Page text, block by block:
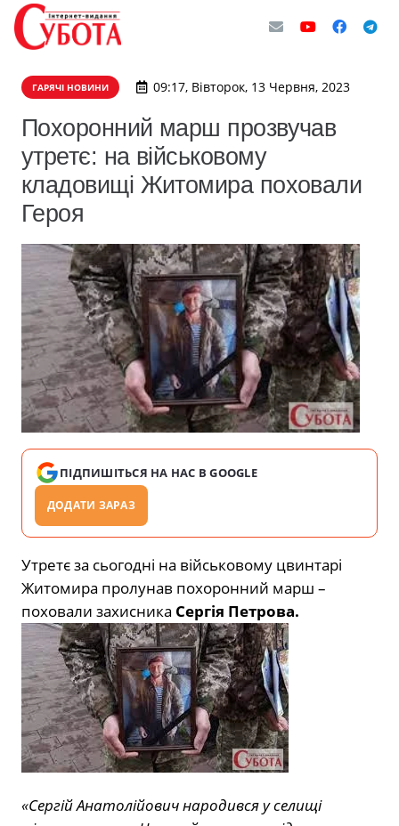
ГАРЯЧІ НОВИНИ 09:17, Вівторок, 13 Червня, 2023
Похоронний марш прозвучав
утретє: на військовому
кладовищі Житомира поховали
Героя
ПІДПИШІТЬСЯ НА НАС В GOOGLE
ДОДАТИ ЗАРАЗ
Утретє за сьогодні на військовому цвинтарі
Житомира пролунав похоронний марш –
поховали захисника Сергія Петрова.
«Сергій Анатолійович народився у селищі